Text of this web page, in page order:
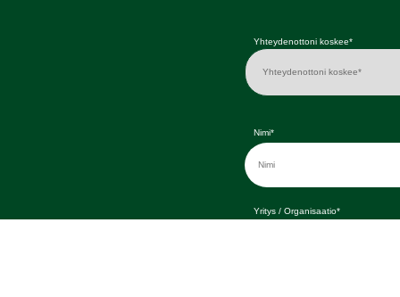
Yhteydenottoni koskee*
Nimi*
Yritys / Organisaatio*